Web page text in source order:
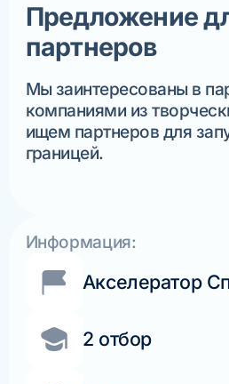
Информация:
Акселератор
2 отбор
Предложение
партнеров
Мы заинтересованы в
компаниями из
ищем партнеров для
границей.